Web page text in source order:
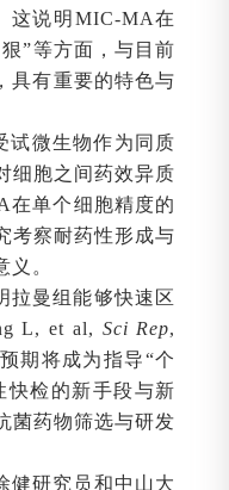
这说明MIC-MA在
”等方面，与目前
具有重要的特色与
试微生物作为同质
细胞之间药效异质
在单个细胞精度的
考察耐药性形成与
。
拉曼组能够快速区
L, et al, Sci Rep,
期将成为指导“个
快检的新手段与新
菌药物筛选与研发
健研究员和中山大